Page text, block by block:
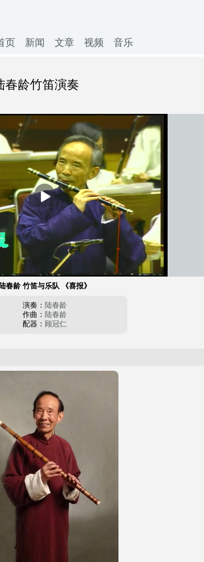
页 新闻 文章 视频 音乐
春龄竹笛演奏
放
陆春龄 竹笛与乐队 《喜报》
演奏： 陆春龄
作曲： 陆春龄
配器： 顾冠仁